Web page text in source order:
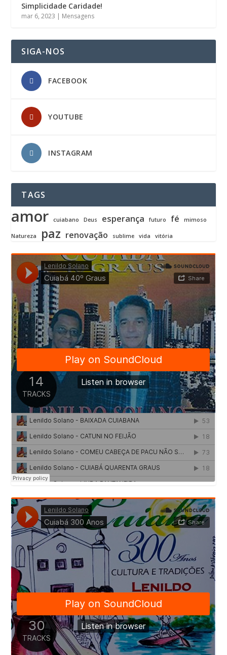
Simplicidade Caridade!
mar 6, 2023 | Mensagens
SIGA-NOS
FACEBOOK
YOUTUBE
INSTAGRAM
TAGS
amor cuiabano Deus esperança futuro fé mimoso
Natureza paz renovação sublime vida vitória